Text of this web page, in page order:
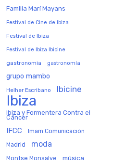
Familia Marí Mayans
Festival de Cine de Ibiza
Festival de Ibiza
Festival de Ibiza Ibicine
gastronomia gastronomía
grupo mambo
Helher Escribano Ibicine
Ibiza
Ibiza y Formentera Contra el
Cáncer
IFCC Imam Comunicación
Madrid moda
Montse Monsalve música